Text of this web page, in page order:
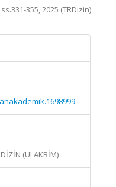
355, 2025 (TRDizin)
(ULAKBİM)